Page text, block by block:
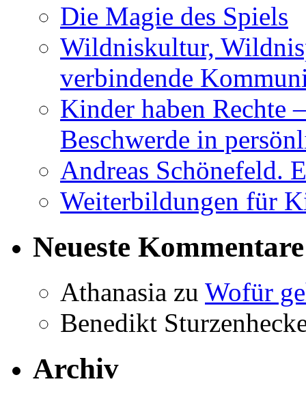
Die Magie des Spiels
Wildniskultur,
verbindende
Kinder haben Rechte
Beschwerde in
Andreas Schönefeld.
Weiterbildungen für
Neueste Kommentare
Athanasia zu Wofür
Benedikt
Archiv